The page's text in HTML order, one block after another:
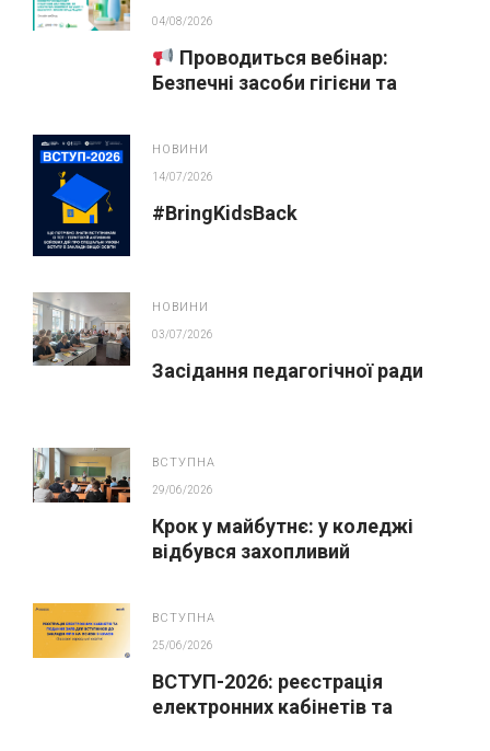
04/08/2026
Проводиться вебінар:
Безпечні засоби гігієни та
НОВИНИ
14/07/2026
#BringKidsBack
НОВИНИ
03/07/2026
Засідання педагогічної ради
ВСТУПНА
29/06/2026
Крок у майбутнє: у коледжі
відбувся захопливий
ВСТУПНА
25/06/2026
ВСТУП-2026: реєстрація
електронних кабінетів та